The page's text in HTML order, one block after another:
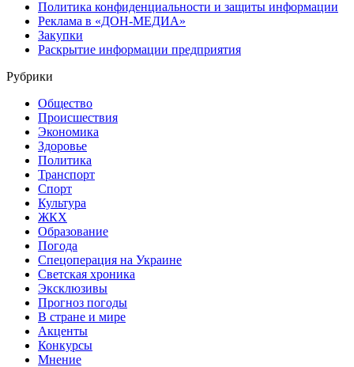
Политика конфиденциальности и защиты информации
Реклама в «ДОН-МЕДИА»
Закупки
Раскрытие информации предприятия
Рубрики
Общество
Происшествия
Экономика
Здоровье
Политика
Транспорт
Спорт
Культура
ЖКХ
Образование
Погода
Спецоперация на Украине
Светская хроника
Эксклюзивы
Прогноз погоды
В стране и мире
Акценты
Конкурсы
Мнение